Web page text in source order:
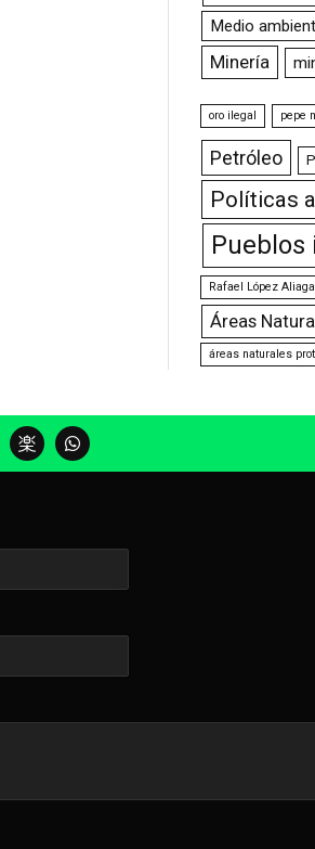
Medio
Minería
oro ilegal pepe
Petróleo
Políticas
Pueblos
Rafael López Aliaga
Áreas
áreas naturales